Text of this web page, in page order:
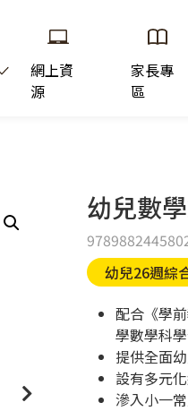
網上資
源
家長專
區
幼兒數
幼兒26週綜
配合《學
學數學科
提供全面
設有多元
滲入小一